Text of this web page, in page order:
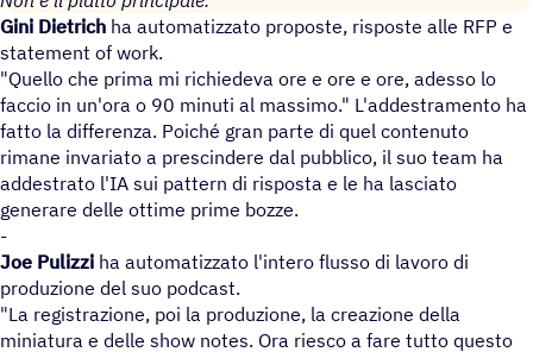
Gini Dietrich ha automatizzato proposte, risposte alle RFP e
statement of work.
"Quello che prima mi richiedeva ore e ore e ore, adesso lo
faccio in un'ora o 90 minuti al massimo." L'addestramento ha
fatto la differenza. Poiché gran parte di quel contenuto
rimane invariato a prescindere dal pubblico, il suo team ha
addestrato l'IA sui pattern di risposta e le ha lasciato
generare delle ottime prime bozze.
-
Joe Pulizzi ha automatizzato l'intero flusso di lavoro di
produzione del suo podcast.
"La registrazione, poi la produzione, la creazione della
miniatura e delle show notes. Ora riesco a fare tutto questo